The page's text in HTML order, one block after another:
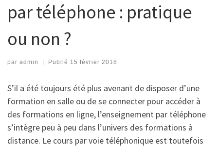
par téléphone : pratique
ou non ?
par admin | Publié 15 février 2018
S’il a été toujours été plus avenant de disposer d’une
formation en salle ou de se connecter pour accéder à
des formations en ligne, l’enseignement par téléphone
s’intègre peu à peu dans l’univers des formations à
distance. Le cours par voie téléphonique est toutefois